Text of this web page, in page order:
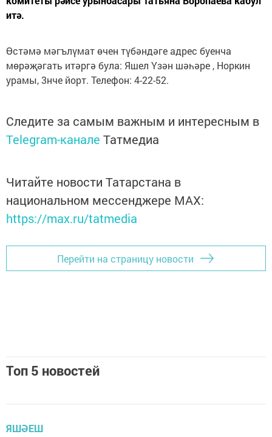
итә.
Өстәмә мәгълүмат өчен түбәндәге адрес буенча
мөрәҗәгать итәргә була: Яшел Үзән шәһәре , Норкин
урамы, 3нче йорт. Телефон: 4-22-52.
Следите за самым важным и интересным в
Telegram-канале Татмедиа
Читайте новости Татарстана в
национальном мессенджере MАХ:
https://max.ru/tatmedia
Перейти на страницу новости
Топ 5 новостей
ЯШӘЕШ